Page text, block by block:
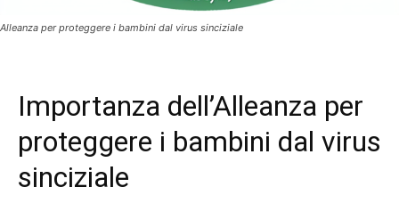
Alleanza per proteggere i bambini dal virus sinciziale
Importanza dell’Alleanza per
proteggere i bambini dal virus
sinciziale